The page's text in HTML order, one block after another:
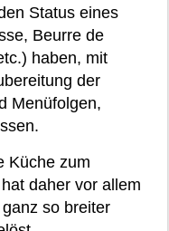
Status eines
Beurre de
haben, mit
der
Menüfolgen,
Küche zum
daher vor allem
so breiter